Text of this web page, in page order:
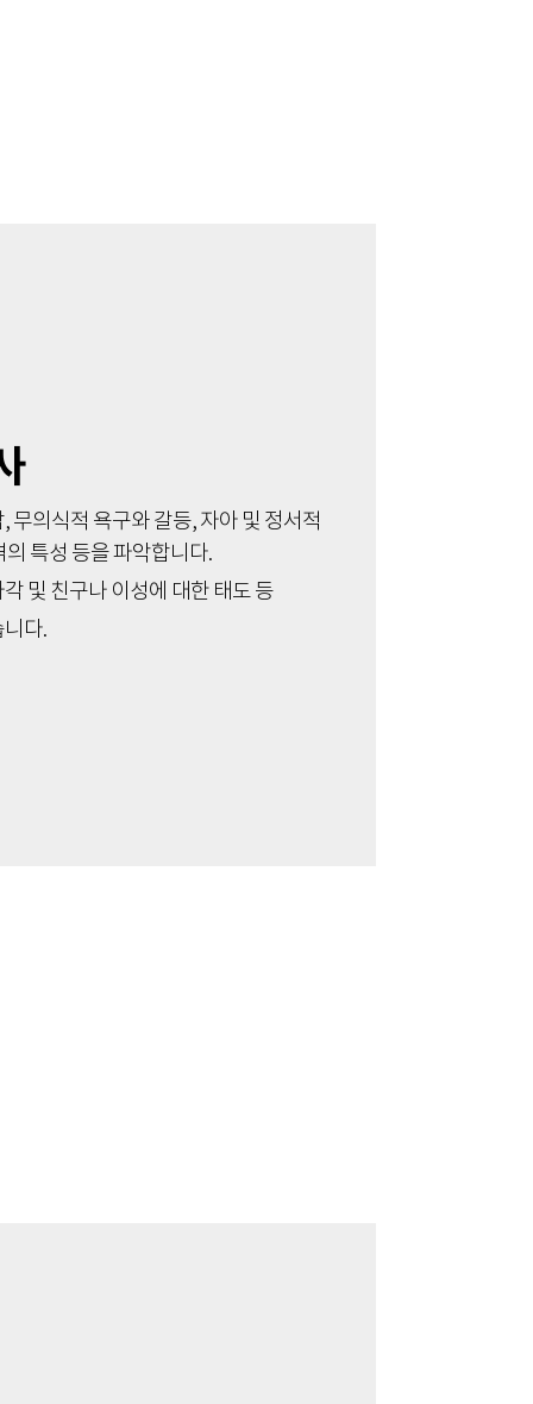
무의식적 욕구와 갈등, 자아 및 정서적
특성 등을 파악합니다.
및 친구나 이성에 대한 태도 등
니다.